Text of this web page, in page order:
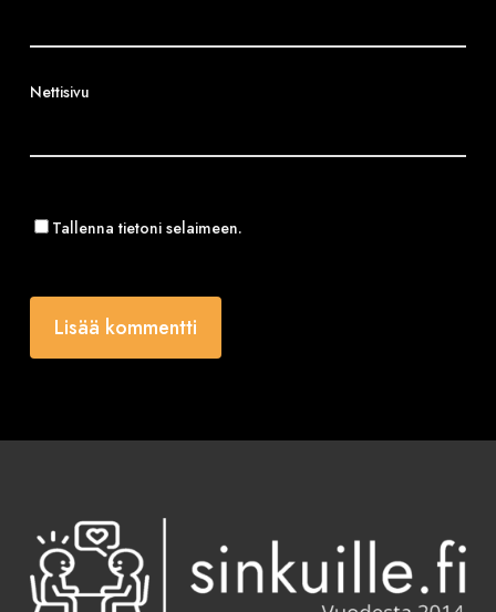
Nettisivu
Tallenna tietoni selaimeen.